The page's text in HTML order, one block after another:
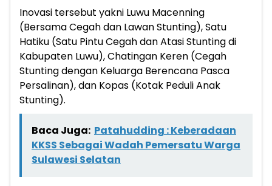
Inovasi tersebut yakni Luwu Macenning
(Bersama Cegah dan Lawan Stunting), Satu
Hatiku (Satu Pintu Cegah dan Atasi Stunting di
Kabupaten Luwu), Chatingan Keren (Cegah
Stunting dengan Keluarga Berencana Pasca
Persalinan), dan Kopas (Kotak Peduli Anak
Stunting).
Baca Juga: Patahudding : Keberadaan
KKSS Sebagai Wadah Pemersatu Warga
Sulawesi Selatan